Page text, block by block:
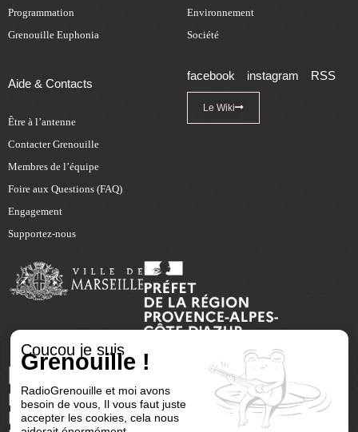
Programmation
Grenouille Euphonia
Environnement
Société
Aide & Contacts
Être à l’antenne
Contacter Grenouille
Membres de l’équipe
Foire aux Questions (FAQ)
Engagement
Supportez-nous
facebook instagram RSS
Le Wiki
Coucou je suis
Grenouille !
RadioGrenouille et moi avons
besoin de vous, Il vous faut juste
accepter les cookies, cela nous